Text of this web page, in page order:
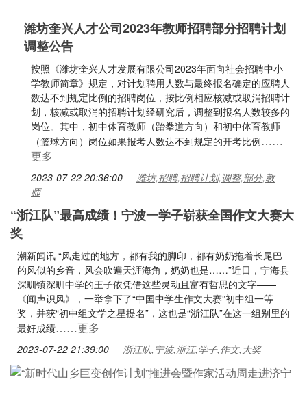
潍坊奎兴人才公司2023年教师招聘部分招聘计划
调整公告
按照《潍坊奎兴人才发展有限公司2023年面向社会招聘中小
学教师简章》规定，对计划聘用人数与最终报名确定的应聘人
数达不到规定比例的招聘岗位，按比例相应核减或取消招聘计
划，核减或取消的招聘计划经研究后，调整到报名人数较多的
岗位。其中，初中体育教师（跆拳道方向）和初中体育教师
（篮球方向）岗位如果报考人数达不到规定的开考比例……
更多
2023-07-22 20:36:00
潍坊,招聘,招聘计划,调整,部分,教
师
“浙江队”最高成绩！宁波一学子崭获全国作文大赛大
奖
潮新闻讯 “风走过的地方，都有我的脚印，都有奶奶拖着长尾巴
的风似的乡音，风会吹遍天涯海角，奶奶也是……”近日，宁海县
深甽镇深甽中学的王子依凭借这些灵动且富有哲思的文字——
《闻声识风》，一举拿下了“中国中学生作文大赛”初中组一等
奖，并获“初中组文学之星提名”，这也是“浙江队”在这一组别里的
最好成绩……更多
2023-07-22 21:39:00 浙江队,宁波,浙江,学子,作文,大奖